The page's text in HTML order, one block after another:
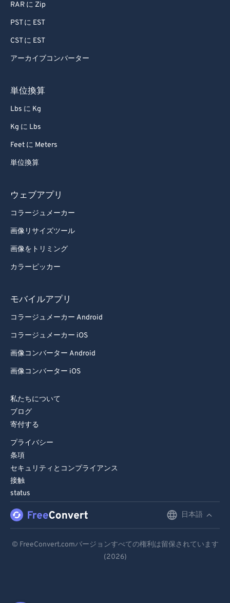
RAR に Zip
PST に EST
CST に EST
アーカイブコンバーター
単位換算
Lbs に Kg
Kg に Lbs
Feet に Meters
単位換算
ウェブアプリ
コラージュメーカー
画像リサイズツール
画像をトリミング
カラーピッカー
モバイルアプリ
コラージュメーカー Android
コラージュメーカー iOS
画像コンバーター Android
画像コンバーター iOS
私たちについて
ブログ
寄付する
プライバシー
条項
セキュリティとコンプライアンス
接触
status
日本語
Español
© FreeConvert.comバージョンすべての権利は留保されています
(2026)